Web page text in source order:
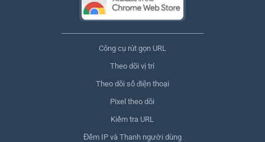
Công cụ rút gọn URL
Theo dõi vị trí
Theo dõi số điện thoại
Pixel theo dõi
Kiểm tra URL
Đếm IP và Thanh người dùng